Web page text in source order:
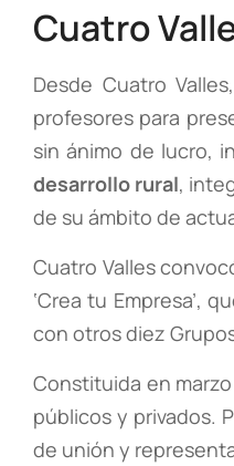
Cuatro
Desde Cuatro
profesores para
sin ánimo de lucro,
desarrollo rural,
de su ámbito de
Cuatro Valles
‘Crea tu Empresa’,
con otros diez
Constituida en
públicos y privados.
de unión y